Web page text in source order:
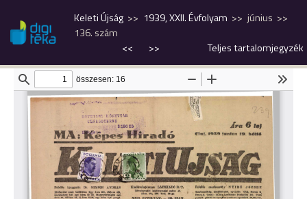
Keleti Újság 1939, XXII. Évfolyam
június
136. szám
<<
>> Teljes tartalomjegyzék